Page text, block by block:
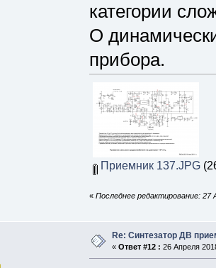
категории
О
прибора.
Приемник 137.JPG
« Последнее редактирование: 27
Re: Синтезатор ДВ
« Ответ #12 : 26 Апреля